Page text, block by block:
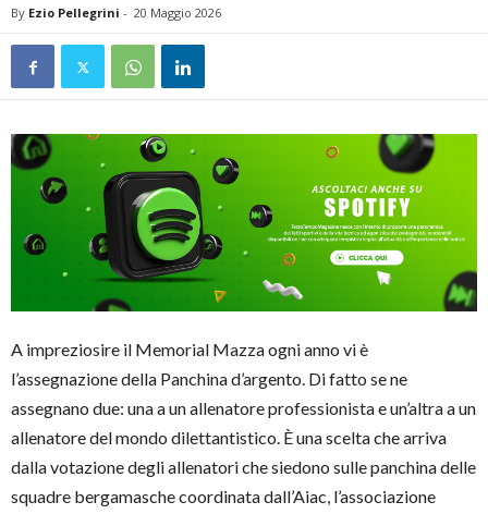
By Ezio Pellegrini - 20 Maggio 2026
A impreziosire il Memorial Mazza ogni anno vi è
l’assegnazione della Panchina d’argento. Di fatto se ne
assegnano due: una a un allenatore professionista e un’altra a un
allenatore del mondo dilettantistico. È una scelta che arriva
dalla votazione degli allenatori che siedono sulle panchina delle
squadre bergamasche coordinata dall’Aiac, l’associazione